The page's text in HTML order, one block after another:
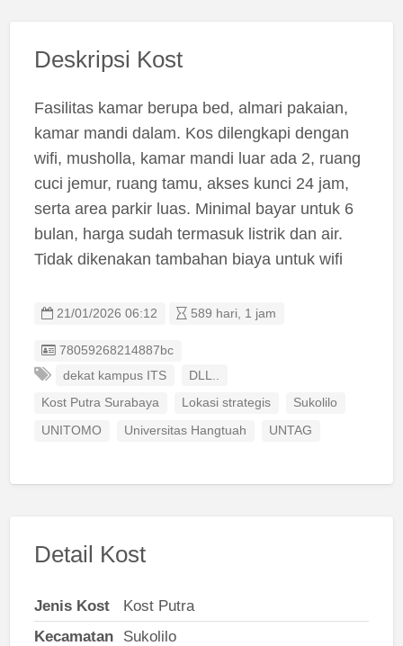
Deskripsi Kost
Fasilitas kamar berupa bed, almari pakaian,
kamar mandi dalam. Kos dilengkapi dengan
wifi, musholla, kamar mandi luar ada 2, ruang
cuci jemur, ruang tamu, akses kunci 24 jam,
serta area parkir luas. Minimal bayar untuk 6
bulan, harga sudah termasuk listrik dan air.
Tidak dikenakan tambahan biaya untuk wifi
21/01/2026 06:12 589 hari, 1 jam
Listing ID
78059268214887bc
dekat kampus ITS
DLL..
Kost Putra Surabaya Lokasi strategis Sukolilo
UNITOMO Universitas Hangtuah UNTAG
Detail Kost
Jenis Kost
Kost Putra
Kecamatan
Sukolilo